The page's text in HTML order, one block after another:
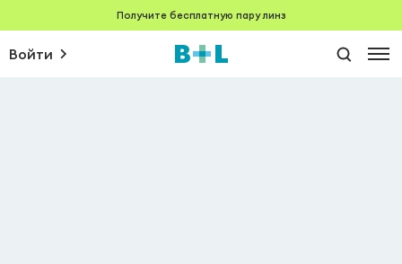
Получите бесплатную пару линз
Войти